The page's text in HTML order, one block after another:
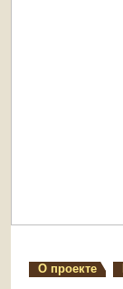
О проекте